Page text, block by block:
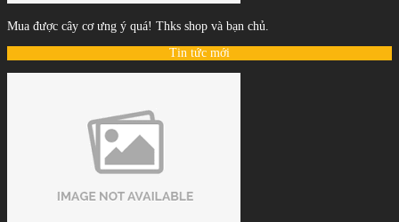
Mua được cây cơ ưng ý quá! Thks shop và bạn chủ.
Tin tức mới